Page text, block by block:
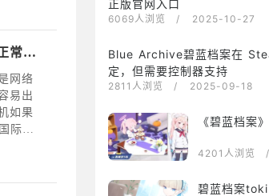
碧蓝档案国际服手游最新版下载安装方法价绍 国内手机如何正常运行碧蓝档案国际服？
网络
易出
如果
际服
正版官网入口
6069人浏览 / 2025-10-27
Blue Archive碧蓝档案在
定，但需要控制器支持
2811人浏览 / 2025-09-18
《碧蓝档案
4201人浏览
碧蓝档案toki